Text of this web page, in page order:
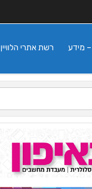
רשת אתרי הלוויין מידע